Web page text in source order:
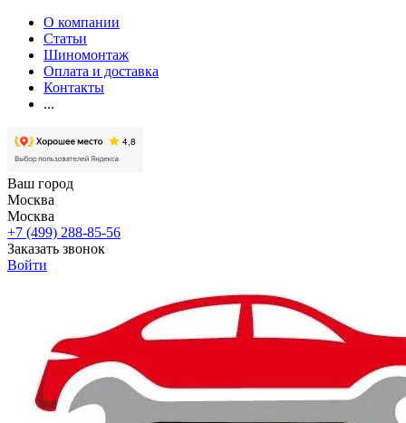
О компании
Статьи
Шиномонтаж
Оплата и доставка
Контакты
...
Ваш город
Москва
Москва
+7 (499) 288-85-56
Заказать звонок
Войти